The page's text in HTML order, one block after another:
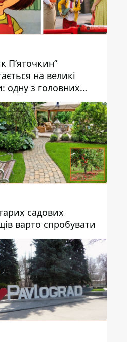
П’яточкин”
на великі
одну з головних
9-річний
Олександр
садових
варто спробувати